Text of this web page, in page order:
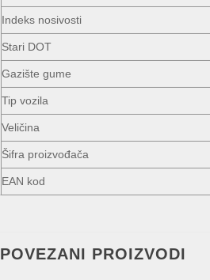
Indeks nosivosti
Stari DOT
Gazište gume
Tip vozila
Veličina
Šifra proizvođača
EAN kod
POVEZANI PROIZVODI